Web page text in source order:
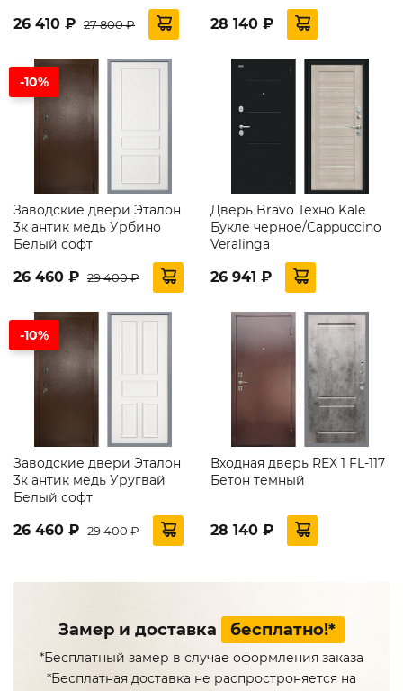
26 410 ₽ 27 800 ₽ 28 140 ₽
-10%
Заводские двери Эталон
3к антик медь Урбино
Белый софт
26 460 ₽ 29 400 ₽
Дверь Bravo Техно Kale
Букле черное/Cappuccino
Veralinga
26 941 ₽
-10%
Заводские двери Эталон
3к антик медь Уругвай
Белый софт
26 460 ₽ 29 400 ₽
Входная дверь REX 1 FL-117
Бетон темный
28 140 ₽
Замер и доставка бесплатно!*
*Бесплатный замер в случае оформления заказа
*Бесплатная доставка не распростроняется на